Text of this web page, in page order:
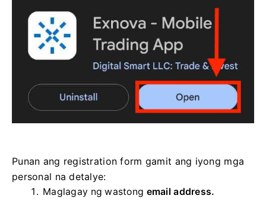
Punan ang registration form gamit ang iyong mga
personal na detalye:
Maglagay ng wastong email address.